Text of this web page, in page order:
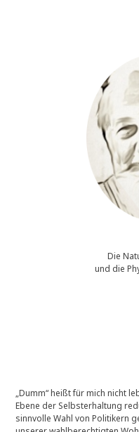
Die
und die
„Dumm“ heißt für mich nicht
Ebene der Selbsterhaltung
sinnvolle Wahl von Politikern